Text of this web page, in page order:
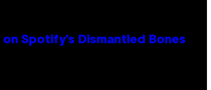
Spotify’s Dismantled Bones